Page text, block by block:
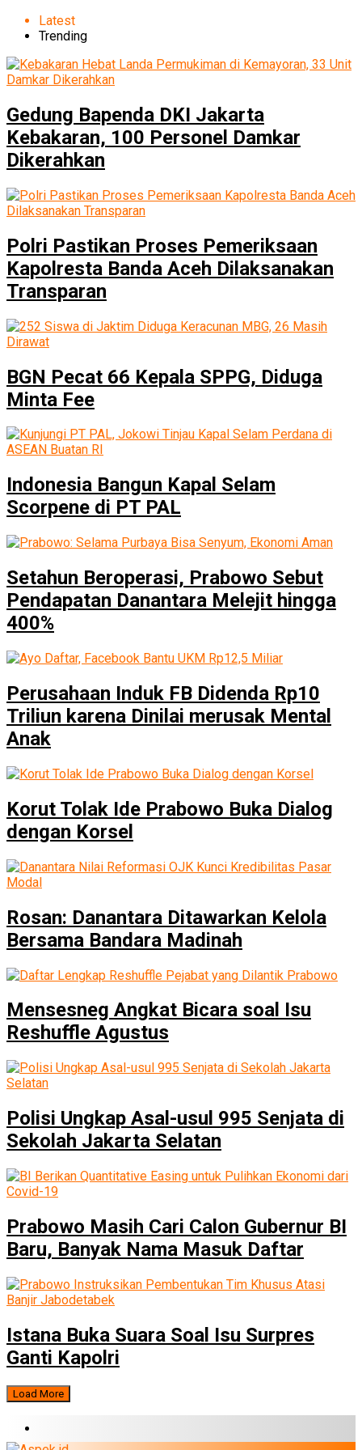
Latest
Trending
Gedung Bapenda DKI Jakarta
Kebakaran, 100 Personel Damkar
Dikerahkan
Polri Pastikan Proses Pemeriksaan
Kapolresta Banda Aceh Dilaksanakan
Transparan
BGN Pecat 66 Kepala SPPG, Diduga
Minta Fee
Indonesia Bangun Kapal Selam
Scorpene di PT PAL
Setahun Beroperasi, Prabowo Sebut
Pendapatan Danantara Melejit hingga
400%
Perusahaan Induk FB Didenda Rp10
Triliun karena Dinilai merusak Mental
Anak
Korut Tolak Ide Prabowo Buka Dialog
dengan Korsel
Rosan: Danantara Ditawarkan Kelola
Bersama Bandara Madinah
Mensesneg Angkat Bicara soal Isu
Reshuffle Agustus
Polisi Ungkap Asal-usul 995 Senjata di
Sekolah Jakarta Selatan
Prabowo Masih Cari Calon Gubernur BI
Baru, Banyak Nama Masuk Daftar
Istana Buka Suara Soal Isu Surpres
Ganti Kapolri
Load More